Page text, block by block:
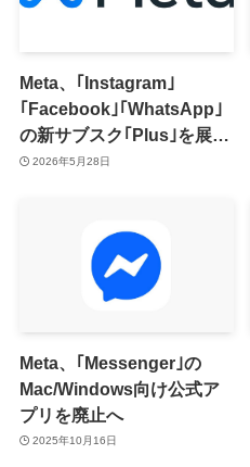
Meta、｢Instagram｣
｢Facebook｣｢WhatsApp｣
の新サブスク｢Plus｣を展開
へ2026年5月28日
Meta、｢Messenger｣の
Mac/Windows向け公式ア
プリを廃止へ
2025年10月16日